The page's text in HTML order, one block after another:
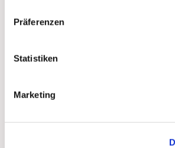
Präferenzen
Statistiken
Marketing
Dies könnte Sie